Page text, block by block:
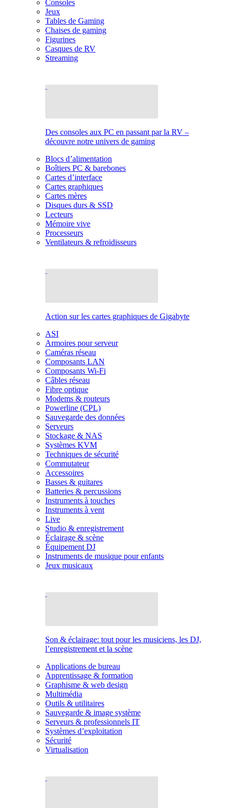
Consoles
Jeux
Tables de Gaming
Chaises de gaming
Figurines
Casques de RV
Streaming
Des consoles aux PC en passant par la RV –
découvre notre univers de gaming
Blocs d’alimentation
Boîtiers PC & barebones
Cartes d’interface
Cartes graphiques
Cartes mères
Disques durs & SSD
Lecteurs
Mémoire vive
Processeurs
Ventilateurs & refroidisseurs
Action sur les cartes graphiques de Gigabyte
ASI
Armoires pour serveur
Caméras réseau
Composants LAN
Composants Wi-Fi
Câbles réseau
Fibre optique
Modems & routeurs
Powerline (CPL)
Sauvegarde des données
Serveurs
Stockage & NAS
Systèmes KVM
Techniques de sécurité
Commutateur
Accessoires
Basses & guitares
Batteries & percussions
Instruments à touches
Instruments à vent
Live
Studio & enregistrement
Éclairage & scène
Équipement DJ
Instruments de musique pour enfants
Jeux musicaux
Son & éclairage: tout pour les musiciens, les DJ,
l’enregistrement et la scène
Applications de bureau
Apprentissage & formation
Graphisme & web design
Multimédia
Outils & utilitaires
Sauvegarde & image système
Serveurs & professionnels IT
Systèmes d’exploitation
Sécurité
Virtualisation